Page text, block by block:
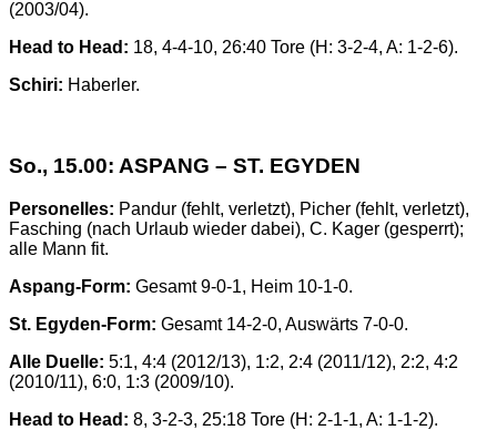
(2003/04).
Head to Head: 18, 4-4-10, 26:40 Tore (H: 3-2-4, A: 1-2-6).
Schiri: Haberler.
So., 15.00: ASPANG – ST. EGYDEN
Personelles: Pandur (fehlt, verletzt), Picher (fehlt, verletzt),
Fasching (nach Urlaub wieder dabei), C. Kager (gesperrt);
alle Mann fit.
Aspang-Form: Gesamt 9-0-1, Heim 10-1-0.
St. Egyden-Form: Gesamt 14-2-0, Auswärts 7-0-0.
Alle Duelle: 5:1, 4:4 (2012/13), 1:2, 2:4 (2011/12), 2:2, 4:2
(2010/11), 6:0, 1:3 (2009/10).
Head to Head: 8, 3-2-3, 25:18 Tore (H: 2-1-1, A: 1-1-2).